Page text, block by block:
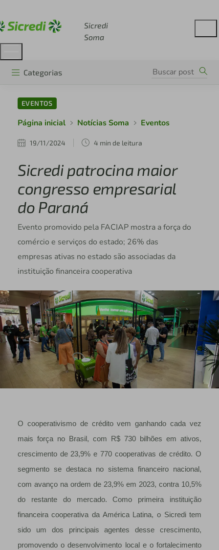
Sicredi
Soma
Categorias
EVENTOS
Página inicial Notícias Soma Eventos
19/11/2024 4 min de leitura
Sicredi patrocina maior
congresso empresarial
do Paraná
Evento promovido pela FACIAP mostra a força do
comércio e serviços do estado; 26% das
empresas ativas no estado são associadas da
instituição financeira cooperativa
O cooperativismo de crédito vem ganhando cada vez
mais força no Brasil, com R$ 730 bilhões em ativos,
crescimento de 23,9% e 770 cooperativas de crédito. O
segmento se destaca no sistema financeiro nacional,
com avanço na ordem de 23,9% em 2023, contra 10,5%
do restante do mercado. Como primeira instituição
financeira cooperativa da América Latina, o Sicredi tem
sido um dos principais agentes desse crescimento,
promovendo o desenvolvimento local e o fortalecimento